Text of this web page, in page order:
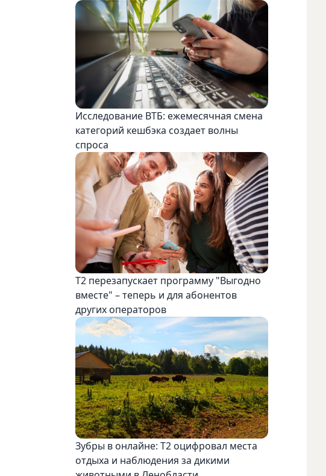
Исследование ВТБ: ежемесячная смена
категорий кешбэка создает волны
спроса
Т2 перезапускает программу "Выгодно
вместе" – теперь и для абонентов
других операторов
Зубры в онлайне: Т2 оцифровал места
отдыха и наблюдения за дикими